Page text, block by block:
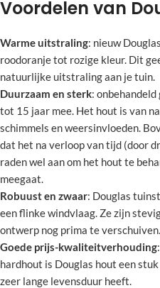
Voordelen van
Warme uitstraling: nieuw
roodoranje tot rozige kleur. Dit
natuurlijke uitstraling aan je tuin.
Duurzaam en sterk:
tot 15 jaar mee. Het hout is van
schimmels en weersinvloeden.
dat het na verloop van tijd (door
raden wel aan om het hout te
meegaat.
Robuust en zwaar: Douglas
een flinke windvlaag. Ze zijn
ontwerp nog prima te verschuiven.
Goede prijs-kwaliteitverhouding
hardhout is Douglas hout een
zeer lange levensduur heeft.